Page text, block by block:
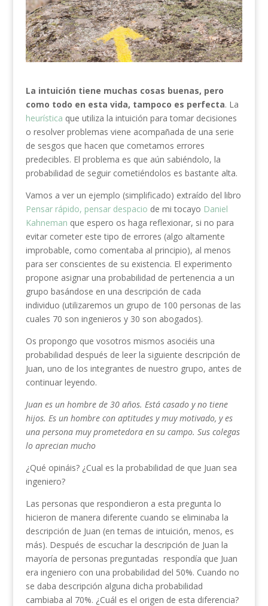
La intuición tiene muchas cosas buenas, pero
como todo en esta vida, tampoco es perfecta. La
heurística que utiliza la intuición para tomar decisiones
o resolver problemas viene acompañada de una serie
de sesgos que hacen que cometamos errores
predecibles. El problema es que aún sabiéndolo, la
probabilidad de seguir cometiéndolos es bastante alta.
Vamos a ver un ejemplo (simplificado) extraído del libro
Pensar rápido, pensar despacio de mi tocayo Daniel
Kahneman que espero os haga reflexionar, si no para
evitar cometer este tipo de errores (algo altamente
improbable, como comentaba al principio), al menos
para ser conscientes de su existencia. El experimento
propone asignar una probabilidad de pertenencia a un
grupo basándose en una descripción de cada
individuo (utilizaremos un grupo de 100 personas de las
cuales 70 son ingenieros y 30 son abogados).
Os propongo que vosotros mismos asociéis una
probabilidad después de leer la siguiente descripción de
Juan, uno de los integrantes de nuestro grupo, antes de
continuar leyendo.
Juan es un hombre de 30 años. Está casado y no tiene
hijos. Es un hombre con aptitudes y muy motivado, y es
una persona muy prometedora en su campo. Sus colegas
lo aprecian mucho
¿Qué opináis? ¿Cual es la probabilidad de que Juan sea
ingeniero?
Las personas que respondieron a esta pregunta lo
hicieron de manera diferente cuando se eliminaba la
descripción de Juan (en temas de intuición, menos, es
más). Después de escuchar la descripción de Juan la
mayoría de personas preguntadas respondía que Juan
era ingeniero con una probabilidad del 50%. Cuando no
se daba descripción alguna dicha probabilidad
cambiaba al 70%. ¿Cuál es el origen de esta diferencia?